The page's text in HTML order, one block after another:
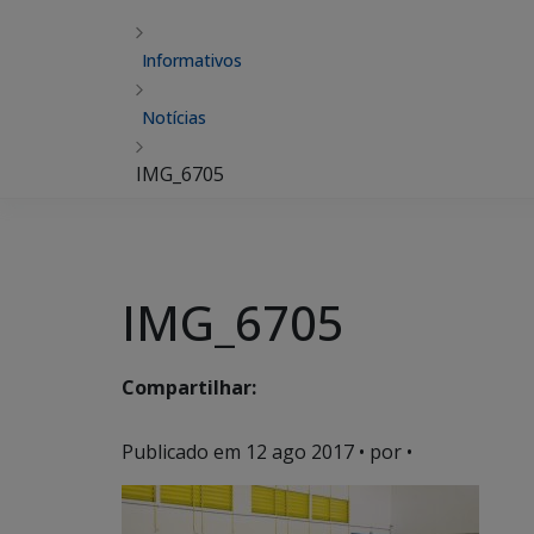
Informativos
Notícias
IMG_6705
IMG_6705
Compartilhar:
Publicado em 12 ago 2017 • por •